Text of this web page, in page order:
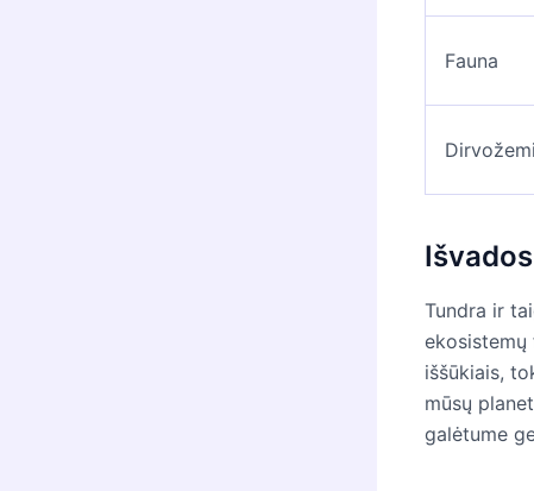
Fauna
Išvados
Tundra ir
iššūkiais,
mūsų
galėtume